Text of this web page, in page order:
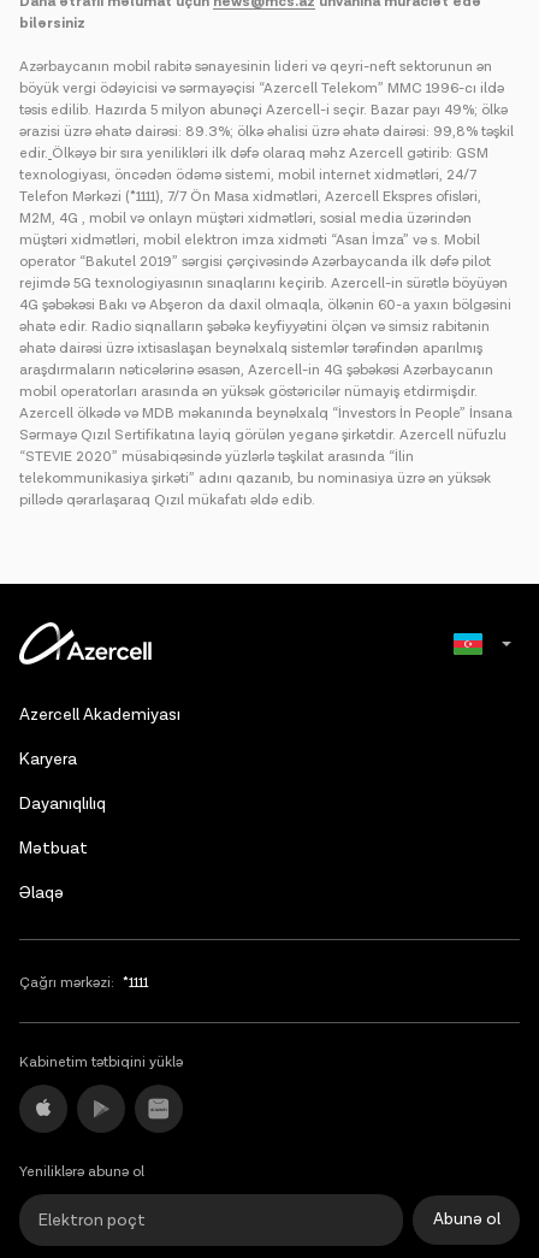
bilərsiniz
Azərbaycanın mobil rabitə sənayesinin lideri və qeyri-neft sektorunun ən
böyük vergi ödəyicisi və sərmayəçisi “Azercell Telekom” MMC 1996-cı ildə
təsis edilib. Hazırda 5 milyon abunəçi Azercell-i seçir. Bazar payı 49%; ölkə
ərazisi üzrə əhatə dairəsi: 89.3%; ölkə əhalisi üzrə əhatə dairəsi: 99,8% təşkil
edir. Ölkəyə bir sıra yenilikləri ilk dəfə olaraq məhz Azercell gətirib: GSM
texnologiyası, öncədən ödəmə sistemi, mobil internet xidmətləri, 24/7
Telefon Mərkəzi (*1111), 7/7 Ön Masa xidmətləri, Azercell Ekspres ofisləri,
M2M, 4G , mobil və onlayn müştəri xidmətləri, sosial media üzərindən
müştəri xidmətləri, mobil elektron imza xidməti “Asan İmza” və s. Mobil
operator “Bakutel 2019” sərgisi çərçivəsində Azərbaycanda ilk dəfə pilot
rejimdə 5G texnologiyasının sınaqlarını keçirib. Azercell-in sürətlə böyüyən
4G şəbəkəsi Bakı və Abşeron da daxil olmaqla, ölkənin 60-a yaxın bölgəsini
əhatə edir. Radio siqnalların şəbəkə keyfiyyətini ölçən və simsiz rabitənin
əhatə dairəsi üzrə ixtisaslaşan beynəlxalq sistemlər tərəfindən aparılmış
araşdırmaların nəticələrinə əsasən, Azercell-in 4G şəbəkəsi Azərbaycanın
mobil operatorları arasında ən yüksək göstəricilər nümayiş etdirmişdir.
Azercell ölkədə və MDB məkanında beynəlxalq “İnvestors İn People” İnsana
Sərmayə Qızıl Sertifikatına layiq görülən yeganə şirkətdir. Azercell nüfuzlu
“STEVIE 2020” müsabiqəsində yüzlərlə təşkilat arasında “İlin
telekommunikasiya şirkəti” adını qazanıb, bu nominasiya üzrə ən yüksək
pillədə qərarlaşaraq Qızıl mükafatı əldə edib.
Azercell Akademiyası
Karyera
Dayanıqlılıq
Mətbuat
Əlaqə
Çağrı mərkəzi: *1111
Kabinetim tətbiqini yüklə
Yeniliklərə abunə ol
Abunə ol